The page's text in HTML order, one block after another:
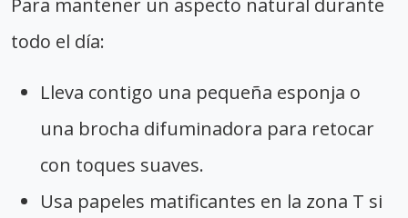
todo el día:
Lleva contigo una pequeña esponja o
una brocha difuminadora para retocar
con toques suaves.
Usa papeles matificantes en la zona T si